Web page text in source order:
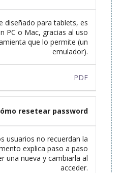
diseñado para tablets, es
PC o Mac, gracias al uso
que lo permite (un
emulador).
PDF
resetear password
usuarios no recuerdan la
explica paso a paso
una nueva y cambiarla al
acceder.